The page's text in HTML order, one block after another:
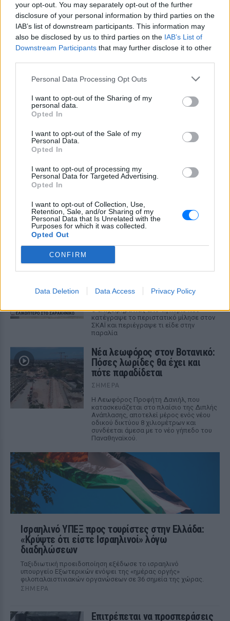
your opt-out. You may separately opt-out of the further
disclosure of your personal information by third parties on the
IAB’s list of downstream participants. This information may
also be disclosed by us to third parties on the IAB’s List of
Downstream Participants that may further disclose it to other
Personal Data Processing Opt Outs
I want to opt-out of the Sharing of my
personal data.
Opted In
I want to opt-out of the Sale of my
Personal Data.
Opted In
I want to opt-out of processing my
Personal Data for Targeted Advertising.
Opted In
I want to opt-out of Collection, Use,
Retention, Sale, and/or Sharing of my
Personal Data that Is Unrelated with the
Purposes for which it was collected.
Opted Out
CONFIRM
Data Deletion Data Access Privacy Policy
ΔΕΙΤΕ ΕΠΙΣΗΣ
ΣΤΗΝ ΙΔΙΑ ΚΑΤΗΓΟΡΙΑ
σκληραίνει τους όρους για τα
Στενά του Ορμούζ
Πυρκαγιά στο διυλιστήριο της Τζαζάν
μετά από επίθεση drone - Η Τεχεράνη
απαιτεί αποχώρηση αμερικανικών
δυνάμεων, άρση κυρώσεων και
Ελικόπτερο προσγειώθηκε στο
Σαρακήνικο για να κάνουν
ΣΉΜΕΡΑ
Ο επιχειρηματίας από τη Μήλο που
κατέγραψε το περιστατικό μίλησε στον
ΣΚΑΪ και περιέγραψε τι είδε στην
παραλία
Νέα λεωφόρος στον Βοτανικό:
Πόσες λωρίδες θα έχει και
πότε παραδίδεται
ΣΉΜΕΡΑ
Η Λεωφόρος Προφήτη Δανιήλ, που
κατασκευάζεται στο πλαίσιο της Διπλής
Ανάπλασης, αποτελεί μέρος ενός νέου
οδικού δικτύου 8 χιλιομέτρων και
συνδέεται άμεσα με το νέο γήπεδο του
Παναθηναϊκού.
Ισραηλινό ΥΠΕΞ προς τουρίστες στην Ελλάδα:
«Κρύψτε ότι είστε Ισραηλινοί» λόγω
διαδηλώσεων
Ταξιδιωτική προειδοποίηση εξέδωσε το ισραηλινό
υπουργείο Εξωτερικών ενόψει της «ημέρας οργής»
φιλοπαλαιστινιακών οργανώσεων σε 36 σημεία της χώρας.
ΣΉΜΕΡΑ
Επιτρέπεται να προσπεράσεις